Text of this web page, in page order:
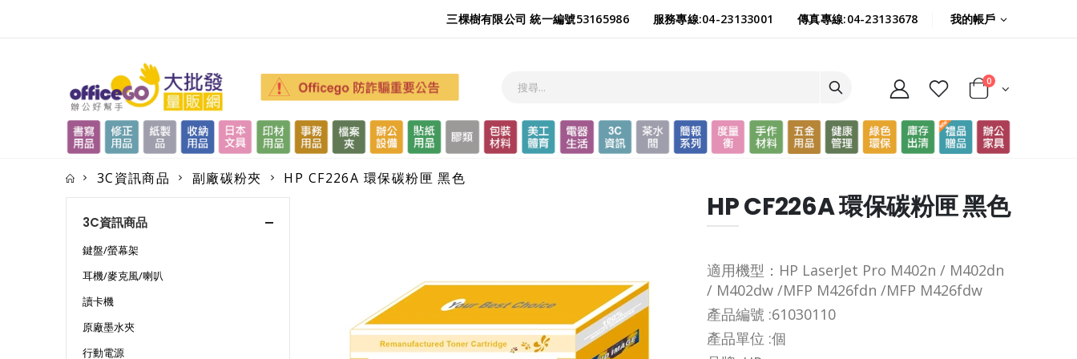
三棵樹有限公司 統一編號53165986 服務專線:04-23133001 傳真專線:04-23133678 我的帳戶
0
3C資訊商品 副廠碳粉夾 HP CF226A 環保碳粉匣 黑色
3C資訊商品
鍵盤/螢幕架
耳機/麥克風/喇叭
讀卡機
原廠墨水夾
行動電源
HP CF226A 環保碳粉匣 黑色
適用機型：HP LaserJet Pro M402n / M402dn
/ M402dw /MFP M426fdn /MFP M426fdw
產品編號 :61030110
產品單位 :個